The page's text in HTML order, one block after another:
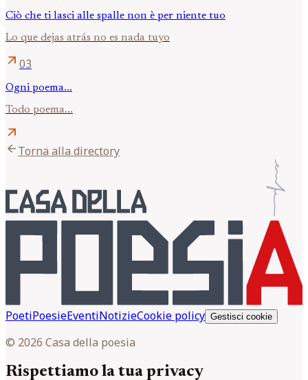
Ciò che ti lasci alle spalle non è per niente tuo
Lo que dejas atrás no es nada tuyo
arrow_outward 03
Ogni poema...
Todo poema...
arrow_outward
arrow_backTorna alla directory
PoetiPoesieEventiNotizieCookie policy Gestisci cookie
© 2026 Casa della poesia
Rispettiamo la tua privacy